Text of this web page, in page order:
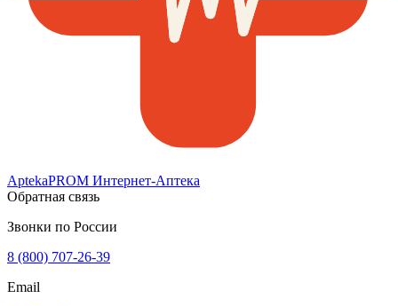
AptekaPROM Интернет-Аптека
Обратная связь
Звонки по России
8 (800) 707-26-39
Email